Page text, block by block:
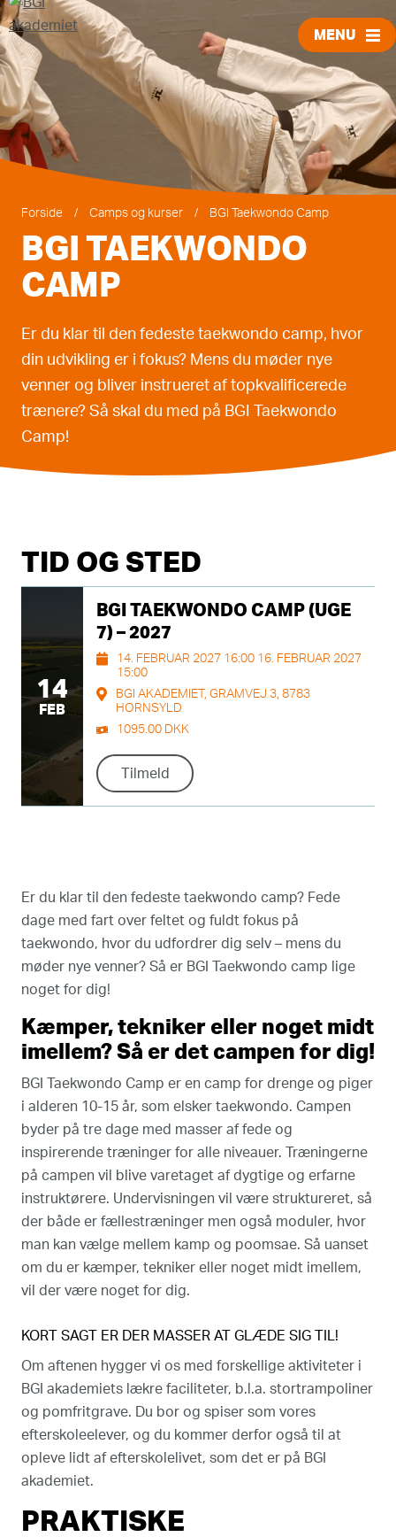
MENU
LUK
Forside / Camps og kurser / BGI Taekwondo Camp
BGI TAEKWONDO
CAMP
Er du klar til den fedeste taekwondo camp, hvor
din udvikling er i fokus? Mens du møder nye
venner og bliver instrueret af topkvalificerede
trænere? Så skal du med på BGI Taekwondo
Camp!
TID OG STED
14
FEB
BGI TAEKWONDO CAMP (UGE
7) – 2027
14. FEBRUAR 2027 16:00 16. FEBRUAR 2027
15:00
BGI AKADEMIET, GRAMVEJ 3, 8783
HORNSYLD
1095.00 DKK
Tilmeld
Er du klar til den fedeste taekwondo camp? Fede
dage med fart over feltet og fuldt fokus på
taekwondo, hvor du udfordrer dig selv – mens du
møder nye venner? Så er BGI Taekwondo camp lige
noget for dig!
Kæmper, tekniker eller noget midt
imellem? Så er det campen for dig!
BGI Taekwondo Camp er en camp for drenge og piger
i alderen 10-15 år, som elsker taekwondo. Campen
byder på tre dage med masser af fede og
inspirerende træninger for alle niveauer. Træningerne
på campen vil blive varetaget af dygtige og erfarne
instruktørere. Undervisningen vil være struktureret, så
der både er fællestræninger men også moduler, hvor
man kan vælge mellem kamp og poomsae. Så uanset
om du er kæmper, tekniker eller noget midt imellem,
vil der være noget for dig.
KORT SAGT ER DER MASSER AT GLÆDE SIG TIL!
Om aftenen hygger vi os med forskellige aktiviteter i
BGI akademiets lækre faciliteter, b.l.a. stortrampoliner
og pomfritgrave. Du bor og spiser som vores
efterskoleelever, og du kommer derfor også til at
opleve lidt af efterskolelivet, som det er på BGI
akademiet.
PRAKTISKE